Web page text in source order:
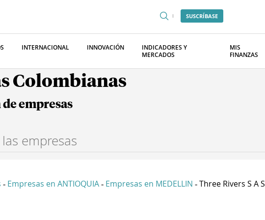
SUSCRÍBASE
INTERNACIONAL INNOVACIÓN
INDICADORES Y
MERCADOS
MIS
FINANZAS
Colombianas
empresas
- Empresas en ANTIOQUIA - Empresas en MEDELLIN - Three Rivers S A S